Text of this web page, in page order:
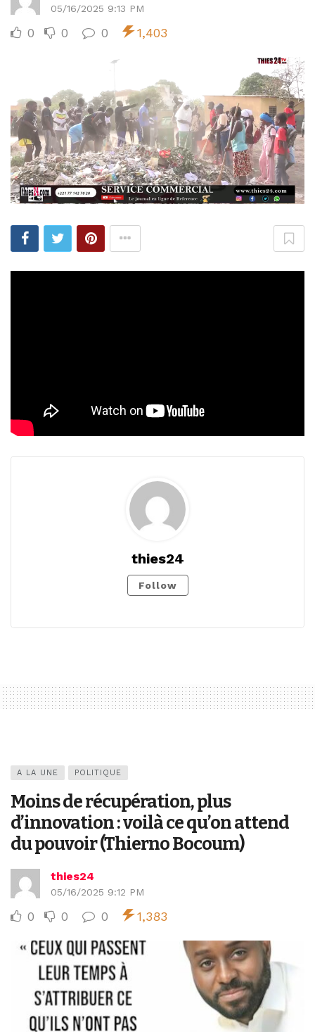
05/16/2025 9:13 PM
0 0 0 1,403
thies24
Follow
A LA UNE POLITIQUE
Moins de récupération, plus
d’innovation : voilà ce qu’on attend
du pouvoir (Thierno Bocoum)
thies24
05/16/2025 9:12 PM
0 0 0 1,383